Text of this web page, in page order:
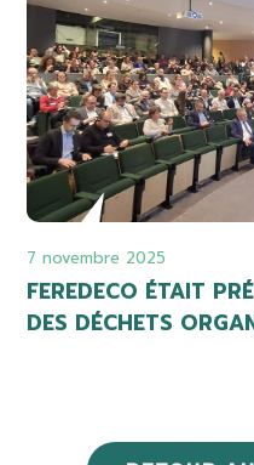
7 novembre 2025
FEREDECO ÉTAIT
DES DÉCHETS